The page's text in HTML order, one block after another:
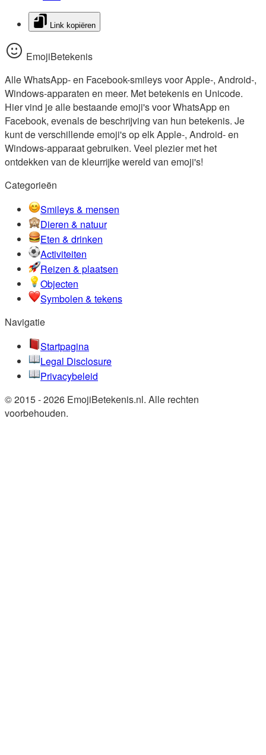
Link kopiëren
EmojiBetekenis
Alle WhatsApp- en Facebook-smileys voor Apple-, Android-,
Windows-apparaten en meer. Met betekenis en Unicode.
Hier vind je alle bestaande emoji's voor WhatsApp en
Facebook, evenals de beschrijving van hun betekenis. Je
kunt de verschillende emoji's op elk Apple-, Android- en
Windows-apparaat gebruiken. Veel plezier met het
ontdekken van de kleurrijke wereld van emoji's!
Categorieën
Smileys & mensen
Dieren & natuur
Eten & drinken
Activiteiten
Reizen & plaatsen
Objecten
Symbolen & tekens
Navigatie
Startpagina
Legal Disclosure
Privacybeleid
© 2015 - 2026 EmojiBetekenis.nl. Alle rechten
voorbehouden.